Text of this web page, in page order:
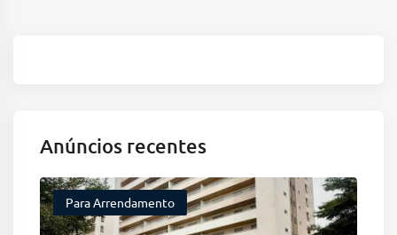
Anúncios recentes
Para Arrendamento